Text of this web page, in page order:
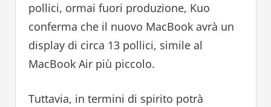
pollici, ormai fuori produzione, Kuo
conferma che il nuovo MacBook avrà un
display di circa 13 pollici, simile al
MacBook Air più piccolo.
Tuttavia, in termini di spirito potrà